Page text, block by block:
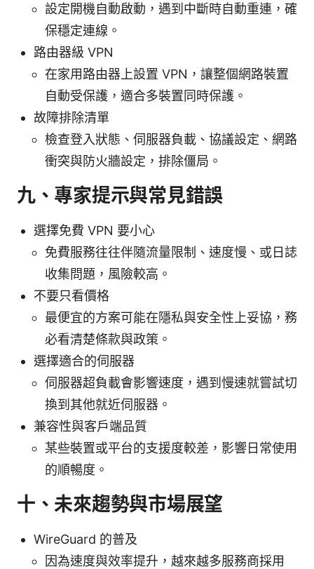
設定開機自動啟動，遇到中斷時自動重連，確
保穩定連線。
路由器級 VPN
在家用路由器上設置 VPN，讓整個網路裝置
自動受保護，適合多裝置同時保護。
故障排除清單
檢查登入狀態、伺服器負載、協議設定、網路
衝突與防火牆設定，排除僵局。
九、專家提示與常見錯誤
選擇免費 VPN 要小心
免費服務往往伴隨流量限制、速度慢、或日誌
收集問題，風險較高。
不要只看價格
最便宜的方案可能在隱私與安全性上妥協，務
必看清楚條款與政策。
選擇適合的伺服器
伺服器超負載會影響速度，遇到慢速就嘗試切
換到其他就近伺服器。
兼容性與客戶端品質
某些裝置或平台的支援度較差，影響日常使用
的順暢度。
十、未來趨勢與市場展望
WireGuard 的普及
因為速度與效率提升，越來越多服務商採用